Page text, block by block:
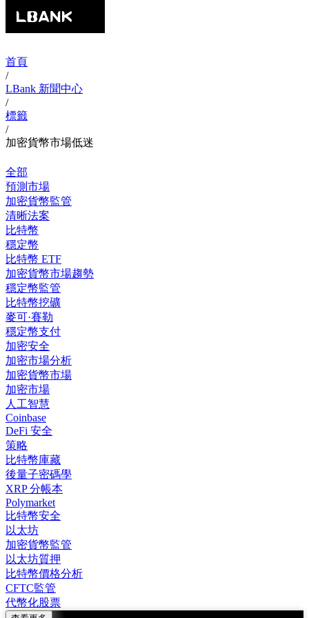
首頁
/
LBank 新聞中心
/
標籤
/
加密貨幣市場低迷
全部
預測市場
加密貨幣監管
清晰法案
比特幣
穩定幣
比特幣 ETF
加密貨幣市場趨勢
穩定幣監管
比特幣挖礦
麥可·賽勒
穩定幣支付
加密安全
加密市場分析
加密貨幣市場
加密市場
人工智慧
Coinbase
DeFi 安全
策略
比特幣庫藏
後量子密碼學
XRP 分帳本
Polymarket
比特幣安全
以太坊
加密貨幣監管
以太坊質押
比特幣價格分析
CFTC監管
代幣化股票